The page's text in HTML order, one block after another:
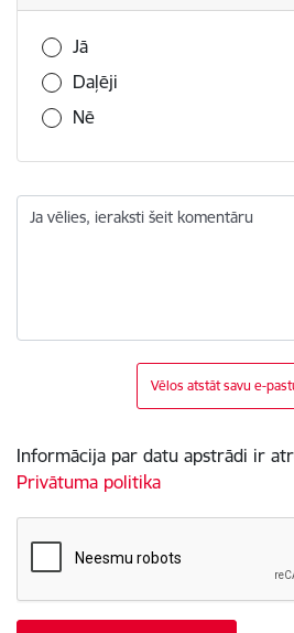
Vai šī informācija bija
Jā
Daļēji
Nē
Ja vēlies, ieraksti šeit komentāru
Vēlos atstāt savu e-
Informācija par datu apstrādi ir
Privātuma politika